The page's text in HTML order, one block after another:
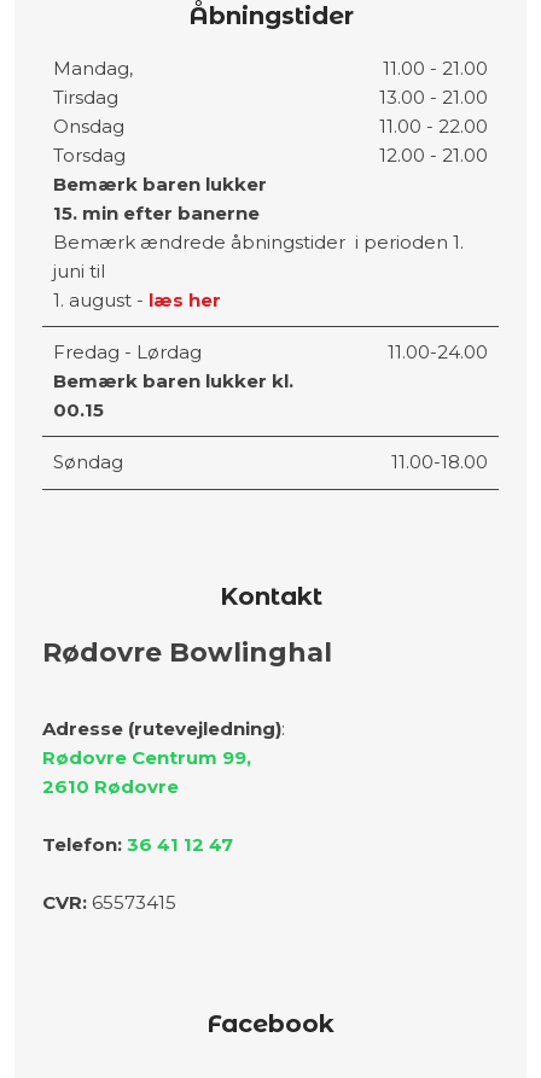
Åbningstider
​Mandag,
​Tirsdag
​Onsdag
​Torsdag
Bemærk baren lukker
​15. min efter banerne
11.00 - 21.00
13.00 - 21.00
11.00 - 22.00
12.00 - 21.00
Bemærk ændrede åbningstider ​ i perioden 1.
juni til
1. august - læs her
Fredag - Lørdag
Bemærk baren lukker kl.
00.15
11.00-24.00
Søndag 11.00-18.00
Kontakt
Rødovre Bowlinghal
Adresse (rutevejledning):
Rødovre Centrum 99,
​2610 Rødovre
Telefon: 36 41 12 47
CVR:​65573415
Facebook